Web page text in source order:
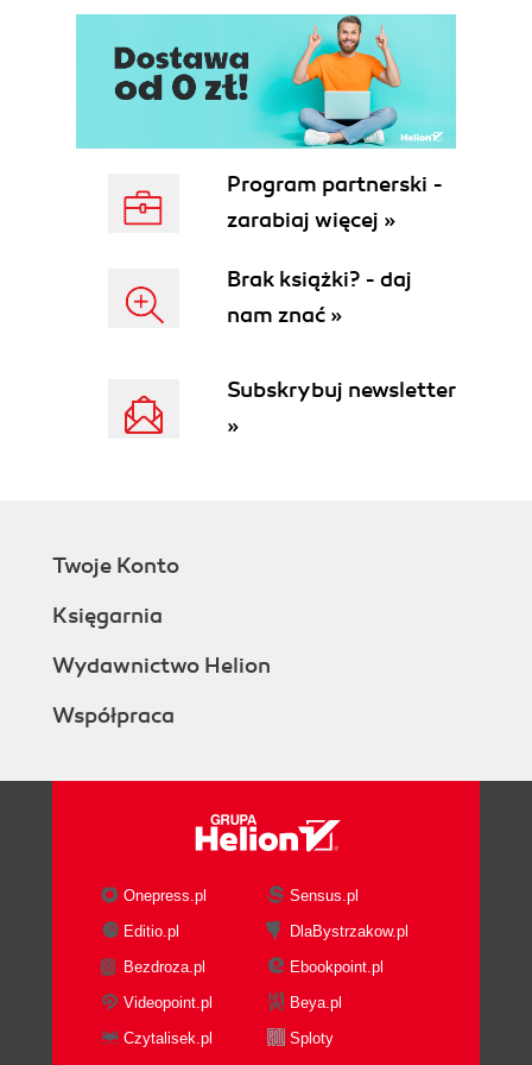
Program partnerski -
zarabiaj więcej »
Brak książki? - daj
nam znać »
Subskrybuj newsletter
»
Twoje Konto
Księgarnia
Wydawnictwo Helion
Współpraca
Onepress.pl
Sensus.pl
Editio.pl
DlaBystrzakow.pl
Bezdroza.pl
Ebookpoint.pl
Videopoint.pl
Beya.pl
Czytalisek.pl
Sploty